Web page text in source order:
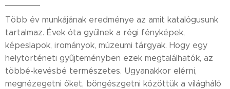
Több év munkájának eredménye az amit katalógusunk
tartalmaz. Évek óta gyűlnek a régi fényképek,
képeslapok, irományok, múzeumi tárgyak. Hogy egy
helytörténeti gyűjteményben ezek megtalálhatók, az
többé-kevésbé természetes. Ugyanakkor elérni,
megnézegetni őket, böngészgetni közöttük a világháló